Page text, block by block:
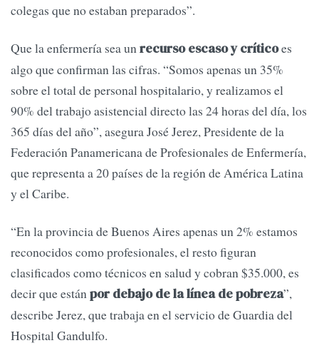
colegas que no estaban preparados”.
Que la enfermería sea unrecurso escaso y críticoes
algo que confirman las cifras. “Somos apenas un 35%
sobre el total de personal hospitalario, y realizamos el
90% del trabajo asistencial directo las 24 horas del día, los
365 días del año”, asegura José Jerez, Presidente de la
Federación Panamericana de Profesionales de Enfermería,
que representa a 20 países de la región de América Latina
y el Caribe.
“En la provincia de Buenos Aires apenas un 2% estamos
reconocidos como profesionales, el resto figuran
clasificados como técnicos en salud y cobran $35.000, es
decir que estánpor debajo de la línea de pobreza”,
describe Jerez, que trabaja en el servicio de Guardia del
Hospital Gandulfo.